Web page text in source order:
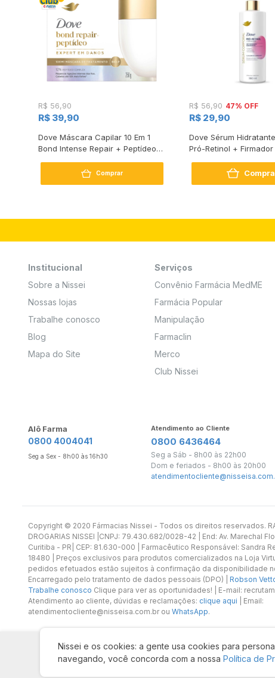
R$ 56,90
R$ 39,90
Dove Máscara Capilar 10 Em 1
Bond Intense Repair + Peptídeo
Comprar
R$ 56,90 47% OFF
R$ 29,90
Dove Sérum
Pró-Retinol + Firmador
Nissei e os cookies: a gente usa cookies para
navegando, você concorda com a nossaPolítica de
Institucional
Sobre a Nissei
Nossas lojas
Trabalhe conosco
Blog
Mapa do Site
Serviços
Convênio Farmácia MedME
Farmácia Popular
Manipulação
Farmaclin
Merco
Club Nissei
Alô Farma
0800 4004041
Seg a Sex - 8h00 às 16h30
Atendimento ao Cliente
0800 6436464
Seg a Sáb - 8h00 às 22h00
Dom e feriados - 8h00 às 20h00
Copyright ©️ 2020 Fármacias Nissei - Todos os direitos reservados.
DROGARIAS NISSEI |CNPJ: 79.430.682/0028-42 | End: Av. Marechal
Curitiba - PR| CEP: 81.630-000 | Farmacêutico Responsável: Sandra
18480 | Preços exclusivos para produtos comercializados na Loja
pedidos efetuados estão sujeitos à confirmação da disponibilidade
Encarregado pelo tratamento de dados pessoais (DPO) | Robson
Trabalhe conosco Clique para ver as oportunidades! | E-mail:
Atendimento ao cliente, dúvidas e reclamações: clique aqui | Email:
atendimentocliente@nisseisa.com.br ou WhatsApp.